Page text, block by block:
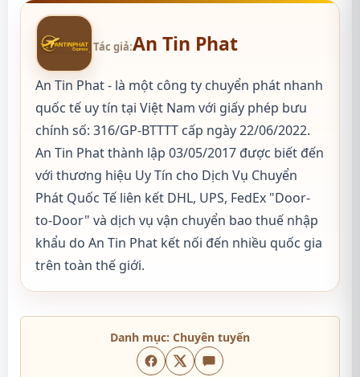
Tác giả:An Tin Phat
An Tin Phat - là một công ty chuyển phát nhanh
quốc tế uy tín tại Việt Nam với giấy phép bưu
chính số: 316/GP-BTTTT cấp ngày 22/06/2022.
An Tin Phat thành lập 03/05/2017 được biết đến
với thương hiệu Uy Tín cho Dịch Vụ Chuyển
Phát Quốc Tế liên kết DHL, UPS, FedEx "Door-
to-Door" và dịch vụ vận chuyển bao thuế nhập
khẩu do An Tin Phat kết nối đến nhiều quốc gia
trên toàn thế giới.
Danh mục: Chuyên tuyến